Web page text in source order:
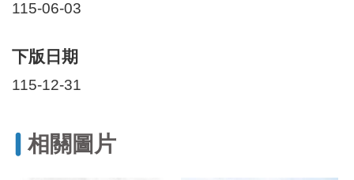
115-06-03
下版日期
115-12-31
相關圖片